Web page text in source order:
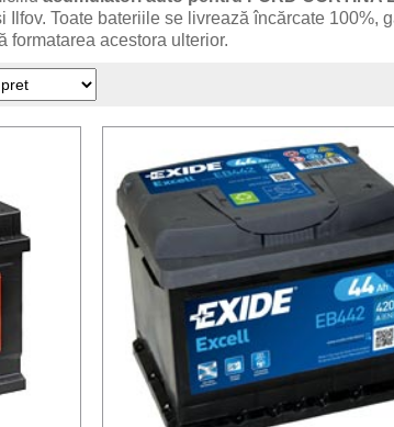
Ilfov. Toate bateriile se livrează încărcate 100%,
formatarea acestora ulterior.